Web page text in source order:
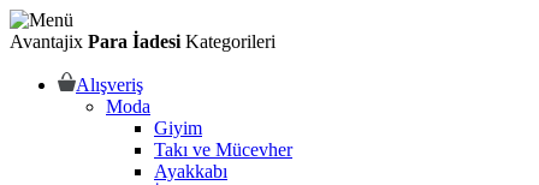
Avantajix Para İadesi Kategorileri
Alışveriş
Moda
Giyim
Takı ve Mücevher
Ayakkabı